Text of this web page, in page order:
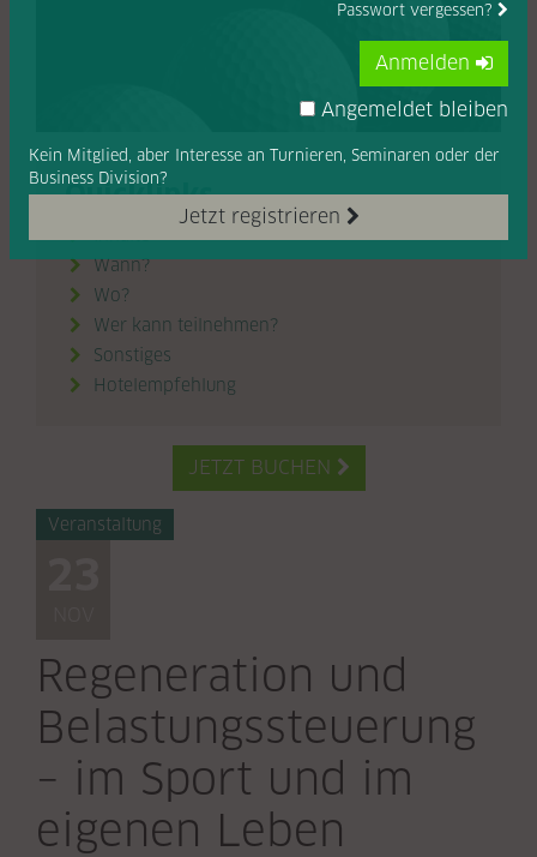
Veranstaltung
Regeneration und
Belastungssteuerung
– im Sport und im
eigenen Leben
Quicklinks
 Wann?
 Wo?
 Wer kann teilnehmen?
 Sonstiges
 Hotelempfehlung
JETZT BUCHEN 
Passwort vergessen?
Jetzt registrieren
Kein Mitglied, aber Interesse an Turnieren, Seminaren oder der
Business Division?
Anmelden
Angemeldet bleiben